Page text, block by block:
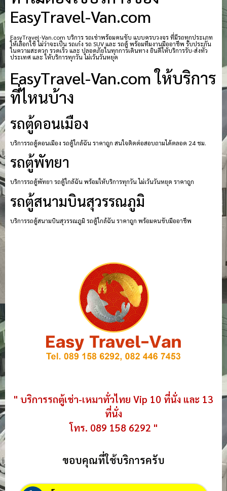
EasyTravel-Van.com
EasyTravel-Van.com บริการ รถเช่าพร้อมคนขับ แบบครบวงจร ที่มีรถทุกประเภท
ให้เลือกใช้ ไม่ว่าจะเป็น รถเก๋ง รถ SUV และ รถตู้ พร้อมทีมงานมืออาชีพ รับประกัน
ในความสะดวก รวดเร็ว และ ปลอดภัยในทุกการเดินทาง ยินดีให้บริการรับ-ส่งทั่ว
ประเทศ และ ให้บริการทุกวัน ไม่เว้นวันหยุด
EasyTravel-Van.com ให้บริการ
ที่ไหนบ้าง
รถตู้ดอนเมือง
บริการรถตู้ดอนเมือง รถตู้ใกล้ฉัน ราคาถูก สนใจติดต่อสอบถามได้ตลอด 24 ชม.
รถตู้พัทยา
บริการรถตู้พัทยา รถตู้ใกล้ฉัน พร้อมให้บริการทุกวัน ไม่เว้นวันหยุด ราคาถูก
รถตู้สนามบินสุวรรณภูมิ
บริการรถตู้สนามบินสุวรรณภูมิ รถตู้ใกล้ฉัน ราคาถูก พร้อมคนขับมืออาชีพ
" บริการรถตู้เช่า-เหมาทั่วไทย Vip 10 ที่นั่ง และ 13
ที่นั่ง
โทร. 089 158 6292 "
ขอบคุณที่ใช้บริการครับ